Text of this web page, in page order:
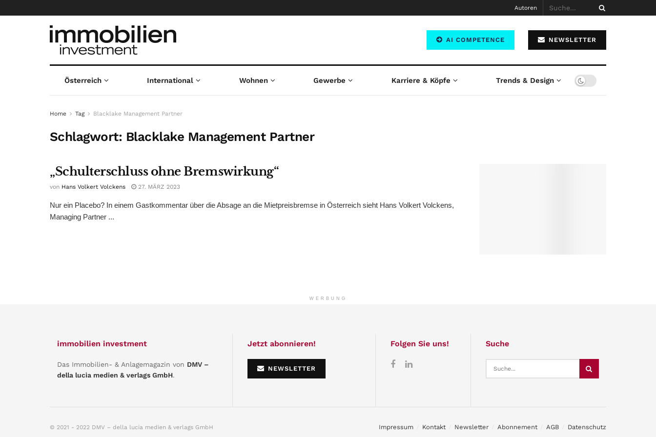
Autoren
AI COMPETENCE NEWSLETTER
Österreich International Wohnen Gewerbe Karriere & Köpfe Trends & Design
Home Tag Blacklake Management Partner
Schlagwort: Blacklake Management Partner
„Schulterschluss ohne Bremswirkung“
von Hans Volkert Volckens 27. MÄRZ 2023
Nur ein Placebo? In einem Gastkommentar über die Absage an die Mietpreisbremse in Österreich sieht Hans Volkert Volckens,
Managing Partner ...
WERBUNG
immobilien investment
Das Immobilien- & Anlagemagazin von DMV –
della lucia medien & verlags GmbH.
Jetzt abonnieren!
NEWSLETTER
Folgen Sie uns! Suche
Impressum Kontakt Newsletter Abonnement AGB Datenschutz
© 2021 - 2022 DMV – della lucia medien & verlags GmbH